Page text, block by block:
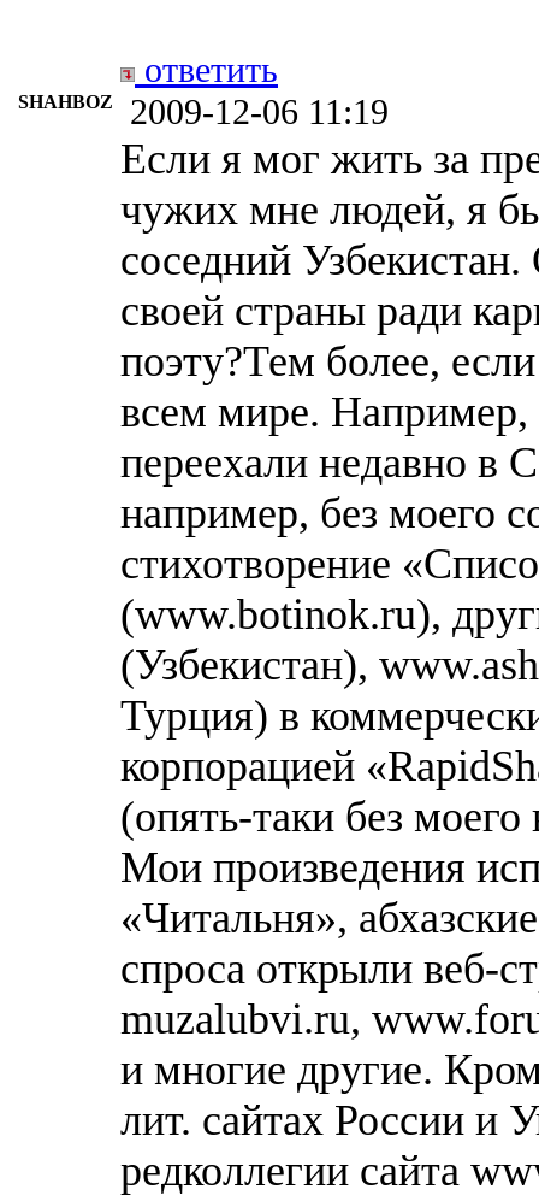
ответить
SHAHBOZ 2009-12-06 11:19
Если я мог жить за
чужих мне людей, я
соседний
своей страны ради
поэту?Тем более,
всем мире.
переехали недавно в
например, без моего
стихотворение
(www.botinok.ru),
(Узбекистан),
Турция) в
корпорацией
(опять-таки без
Мои произведения
«Читальня»,
спроса открыли веб-
muzalubvi.ru,
и многие другие.
лит. сайтах России и
редколлегии сайта